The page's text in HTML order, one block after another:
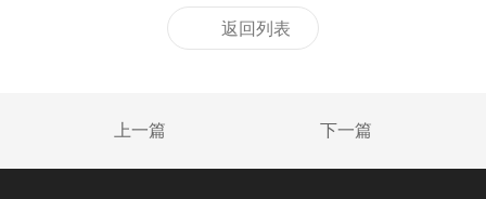
返回列表
上一篇 下一篇